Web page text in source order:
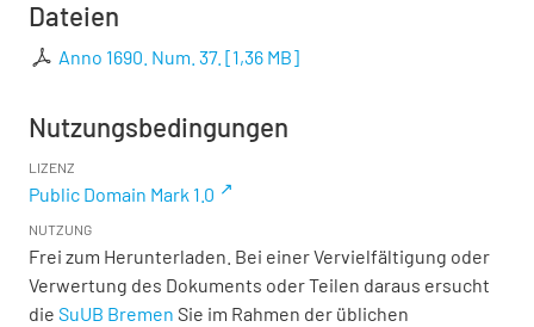
Dateien
Anno 1690. Num. 37. [1,36 MB]
Nutzungsbedingungen
LIZENZ
Public Domain Mark 1.0
NUTZUNG
Frei zum Herunterladen. Bei einer Vervielfältigung oder
Verwertung des Dokuments oder Teilen daraus ersucht
die SuUB Bremen Sie im Rahmen der üblichen